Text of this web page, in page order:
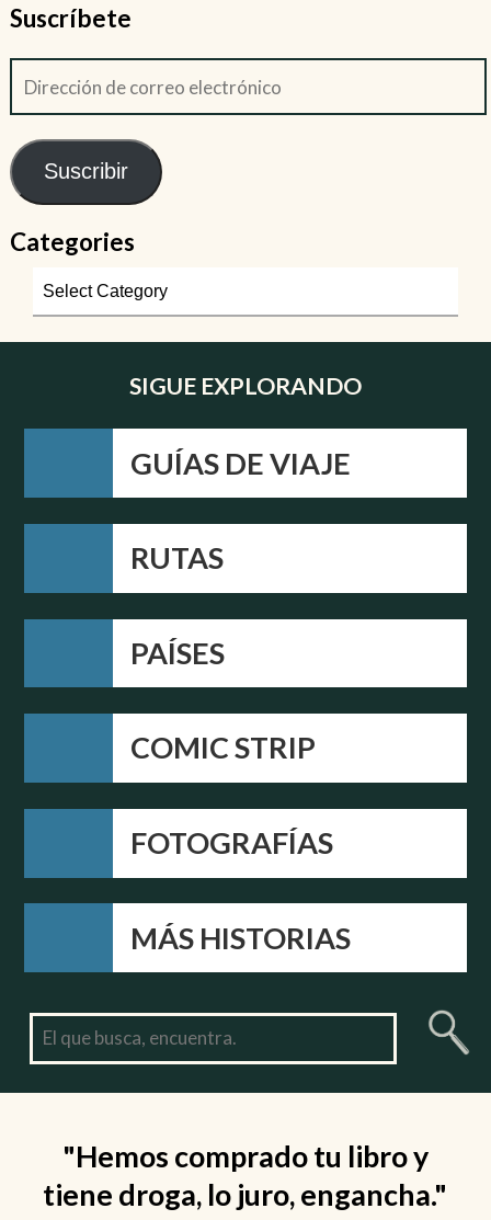
Suscríbete
Suscribir
Categories
SIGUE EXPLORANDO
GUÍAS DE VIAJE
RUTAS
PAÍSES
COMIC STRIP
FOTOGRAFÍAS
MÁS HISTORIAS
"Hemos comprado tu libro y
tiene droga, lo juro, engancha."